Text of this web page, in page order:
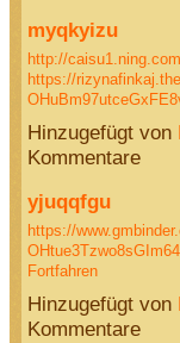
myqkyizu
http://
https://
Hinzugefügt von
Kommentare
yjuqqfgu
https://
Fortfahren
Hinzugefügt von
Kommentare